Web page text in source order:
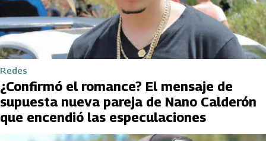
Redes
¿Confirmó el romance? El mensaje de
supuesta nueva pareja de Nano Calderón
que encendió las especulaciones